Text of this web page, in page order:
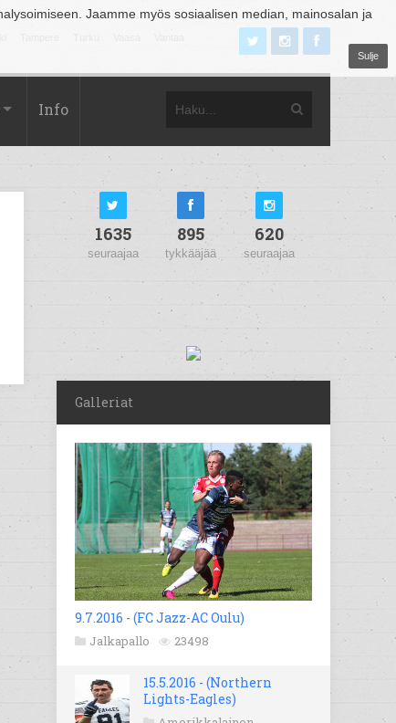
Jaamme myös sosiaalisen median, mainosalan ja
Sulje
Info
1635
seuraajaa
895
tykkääjää
620
seuraajaa
Galleriat
9.7.2016 - (FC Jazz-AC Oulu)
Jalkapallo 23498
15.5.2016 - (Northern
Lights-Eagles)